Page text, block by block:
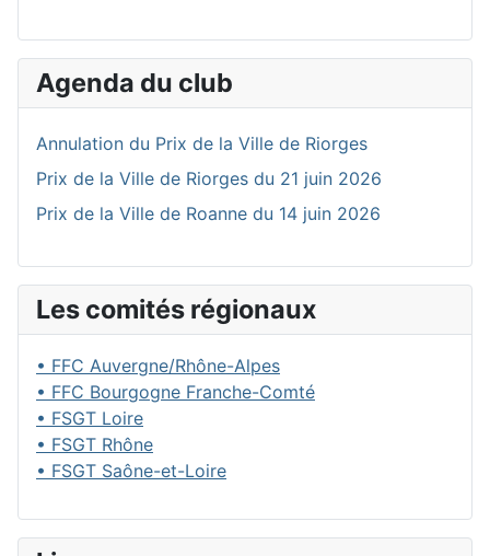
Agenda du club
Annulation du Prix de la Ville de Riorges
Prix de la Ville de Riorges du 21 juin 2026
Prix de la Ville de Roanne du 14 juin 2026
Les comités régionaux
• FFC Auvergne/Rhône-Alpes
• FFC Bourgogne Franche-Comté
• FSGT Loire
• FSGT Rhône
• FSGT Saône-et-Loire